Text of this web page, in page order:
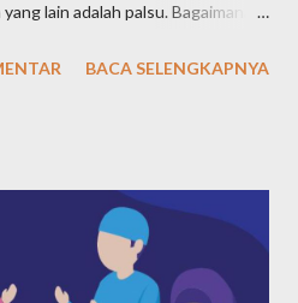
lain adalah palsu. Bagaimana
Yahudi telah diajarkan sejak Nabi
agama samawi, Yahudi adalah
waktunya. Bagaimana Nabi
ketuhanan kepada
BACA SELENGKAPNYA